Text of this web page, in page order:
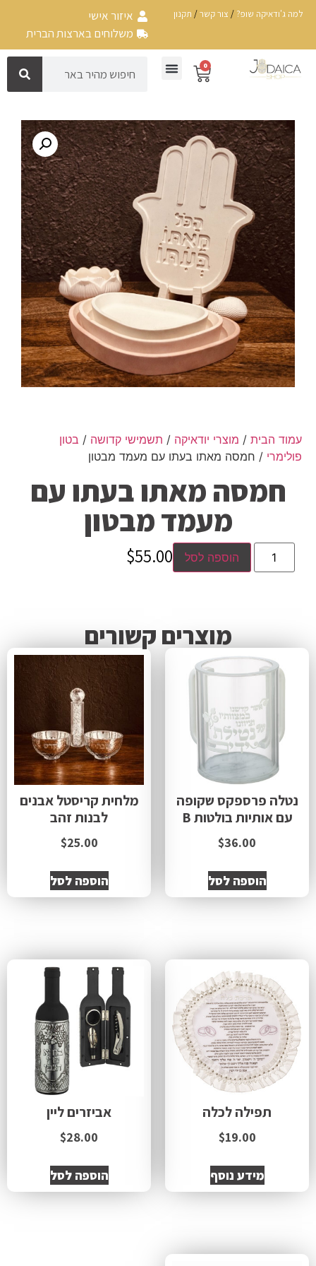
למה ג'ודאיקה שופ? / צור קשר/ תקנון
איזור אישי
משלוחים בארצות הברית
0
עמוד הבית / מוצרי יודאיקה / תשמישי קדושה / בטון
פולימרי / חמסה מאתו בעתו עם מעמד מבטון
חמסה מאתו בעתו עם
מעמד מבטון
הוספה לסל $55.00
מוצרים קשורים
נטלה פרספקס שקופה
עם אותיות בולטות B
$36.00
הוספה לסל
מלחית קריסטל אבנים
לבנות זהב
$25.00
הוספה לסל
תפילה לכלה
$19.00
מידע נוסף
אביזרים ליין
$28.00
הוספה לסל